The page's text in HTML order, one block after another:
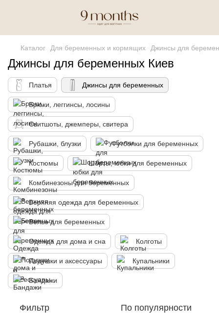
Каталог Для беременных и кормящих Джинсы для
Джинсы для беременных Киев
Платья Джинсы для беременных
Брюки, леггинсы, лосины
Свитшоты, джемперы, свитера
Рубашки, блузки Футболки для беременных
Костюмы Шорты, юбки для беременных
Комбинезоны для беременных
Верхняя одежда для беременных
Белье для беременных
Одежда для дома и сна Колготы
Подушки и аксессуары Купальники
Бандажи
Фильтр По популярности